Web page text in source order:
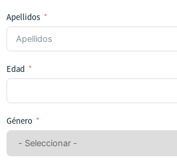
Apellidos
Edad
Género